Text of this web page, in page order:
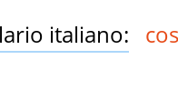
italiano: